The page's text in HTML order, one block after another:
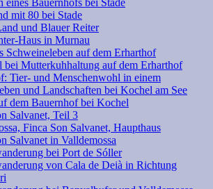
mit 80 bei Stade
und Blauer Reiter
Haus in Murnau
Schweineleben auf dem Erharthof
bei Mutterkuhhaltung auf dem Erharthof
Tier- und Menschenwohl in einem
und Landschaften bei Kochel am See
dem Bauernhof bei Kochel
Salvanet, Teil 3
Finca Son Salvanet, Haupthaus
Salvanet in Valldemossa
bei Port de Sóller
von Cala de Deià in Richtung